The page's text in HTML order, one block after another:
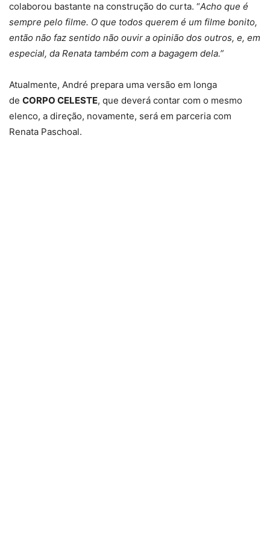
colaborou bastante na construção do curta. “Acho que é
sempre pelo filme. O que todos querem é um filme bonito,
então não faz sentido não ouvir a opinião dos outros, e, em
especial, da Renata também com a bagagem dela.”
Atualmente, André prepara uma versão em longa
de CORPO CELESTE, que deverá contar com o mesmo
elenco, a direção, novamente, será em parceria com
Renata Paschoal.